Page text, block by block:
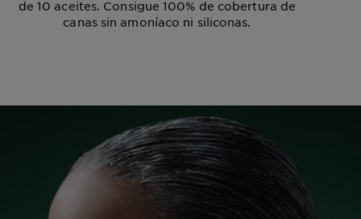
de 10 aceites. Consigue 100% de cobertura de
canas sin amoníaco ni siliconas.